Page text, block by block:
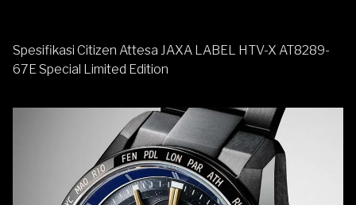
Spesifikasi Citizen Attesa JAXA LABEL HTV-X AT8289-
67E Special Limited Edition